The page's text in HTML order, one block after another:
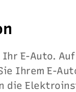
E-Auto.
Ihrem E-
die